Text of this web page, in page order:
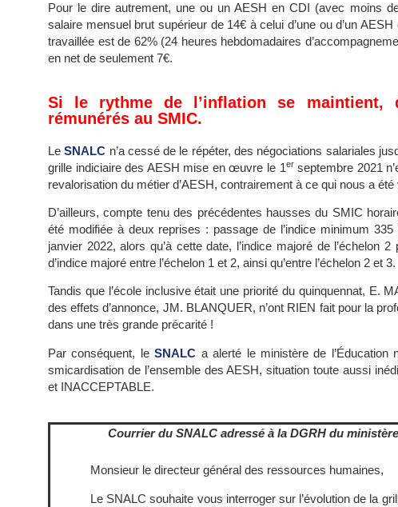
Pour le dire autrement, une ou un AESH en CDI (avec moins
salaire mensuel brut supérieur de 14€ à celui d’une ou d’un
travaillée est de 62% (24 heures hebdomadaires
en net de seulement 7€.
Si le rythme de l’inflation se maintient,
rémunérés au SMIC.
LeSNALC n’a cessé de le répéter, des négociations salariales
grille indiciaire des AESH mise en œuvre le 1erseptembre 2021
revalorisation du métier d’AESH, contrairement à ce qui nous a été
D’ailleurs, compte tenu des précédentes hausses du SMIC
été modifiée à deux reprises : passage de l’indice minimum
janvier 2022, alors qu’à cette date, l’indice majoré de l’échelon
d’indice majoré entre l’échelon 1 et 2, ainsi qu’entre l’échelon 2 et 3.
Tandis que l’école inclusive était une priorité du quinquennat, E.
des effets d’annonce, JM. BLANQUER, n’ont RIEN fait pour la
dans une très grande précarité !
Par conséquent, leSNALC a alerté le ministère de
smicardisation de l’ensemble des AESH, situation toute aussi
et INACCEPTABLE.
Courrier du SNALC adressé à la DGRH du
Monsieur le directeur général des ressources humaines,
Le SNALC souhaite vous interroger sur l’évolution de la